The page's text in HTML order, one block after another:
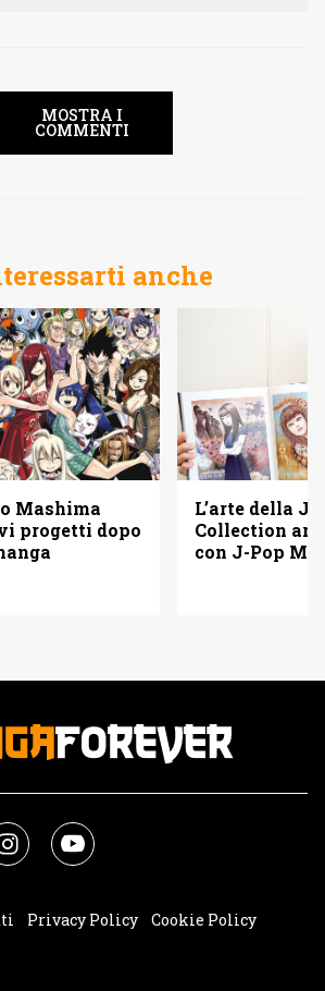
MOSTRA I
COMMENTI
anche
Mashima
progetti dopo
L’arte della
Collection
con J-Pop
Privacy Policy
Cookie Policy